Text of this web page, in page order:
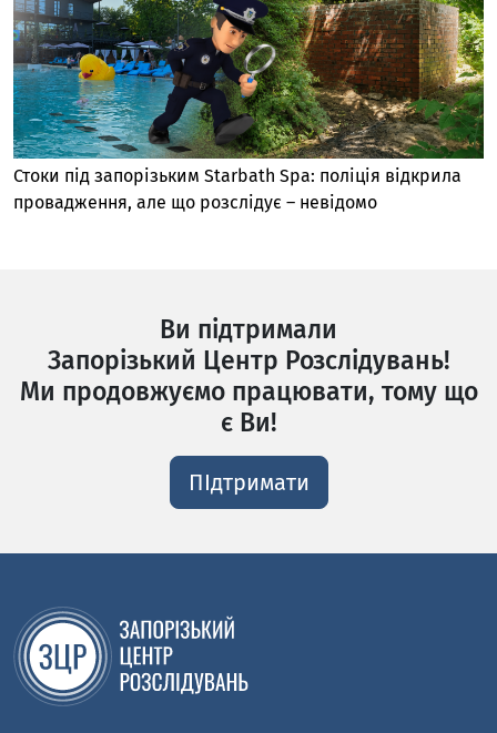
Стоки під запорізьким Starbath Spa: поліція відкрила
провадження, але що розслідує – невідомо
Ви підтримали
Запорізький Центр Розслідувань!
Ми продовжуємо працювати, тому що
є Ви!
ПІдтримати